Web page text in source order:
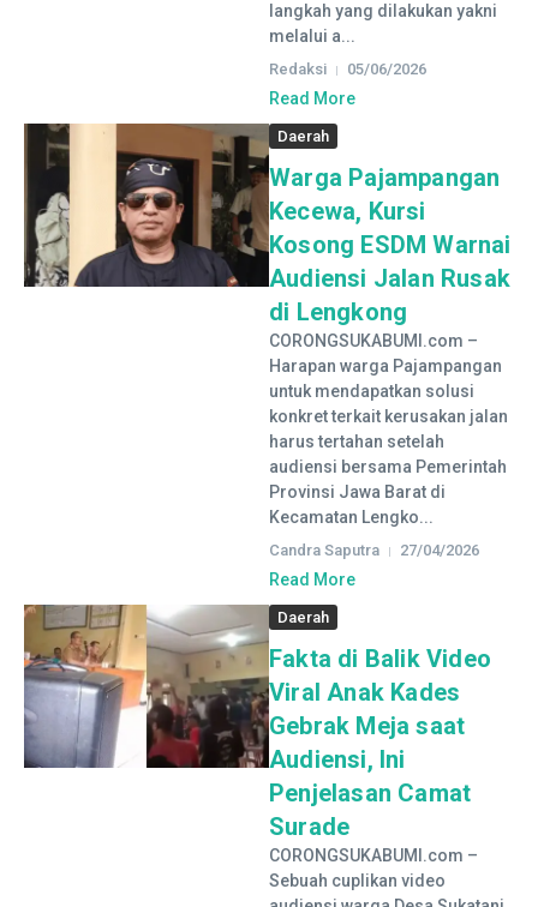
langkah yang dilakukan yakni
melalui a...
Redaksi 05/06/2026
Read More
Daerah
Warga Pajampangan
Kecewa, Kursi
Kosong ESDM Warnai
Audiensi Jalan Rusak
di Lengkong
CORONGSUKABUMI.com –
Harapan warga Pajampangan
untuk mendapatkan solusi
konkret terkait kerusakan jalan
harus tertahan setelah
audiensi bersama Pemerintah
Provinsi Jawa Barat di
Kecamatan Lengko...
Candra Saputra 27/04/2026
Read More
Daerah
Fakta di Balik Video
Viral Anak Kades
Gebrak Meja saat
Audiensi, Ini
Penjelasan Camat
Surade
CORONGSUKABUMI.com –
Sebuah cuplikan video